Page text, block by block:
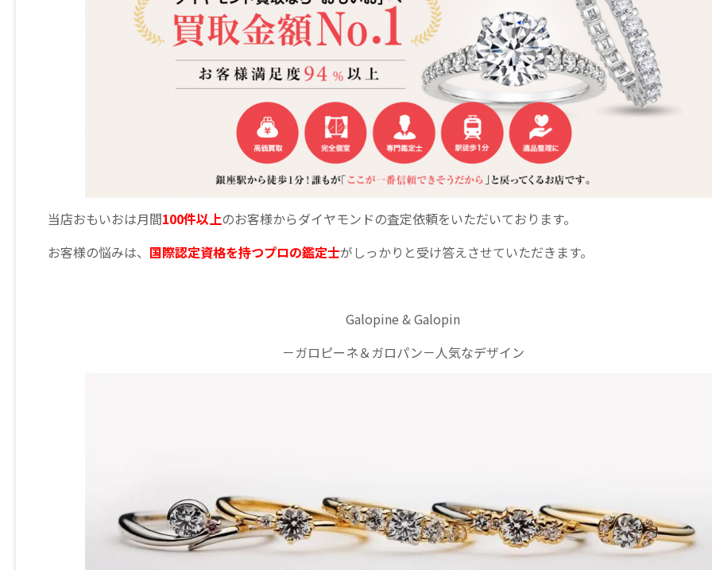
当店おもいおは月間100件以上のお客様からダイヤモンドの査定依頼をいただいております。
お客様の悩みは、 国際認定資格を持つプロの鑑定士がしっかりと受け答えさせていただきます。
Galopine & Galopin
－ガロピーネ＆ガロパン－人気なデザイン